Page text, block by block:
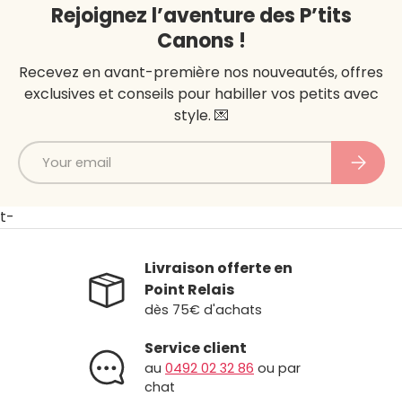
Rejoignez l’aventure des P’tits
Canons !
Recevez en avant-première nos nouveautés, offres
exclusives et conseils pour habiller vos petits avec
style. 💌
Email
t-
Livraison offerte en
Point Relais
dès 75€ d'achats
Service client
au 0492 02 32 86 ou par
chat